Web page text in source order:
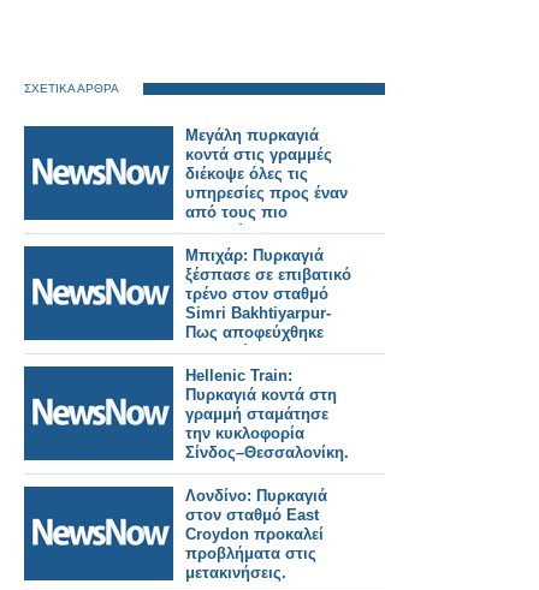
ΣΧΕΤΙΚΑ ΑΡΘΡΑ
Μεγάλη πυρκαγιά
κοντά στις γραμμές
διέκοψε όλες τις
υπηρεσίες προς έναν
από τους πιο
πολυσύχναστους
σιδηροδρομικούς
σταθμούς του
Λονδίνου.
Μπιχάρ: Πυρκαγιά
ξέσπασε σε επιβατικό
τρένο στον σταθμό
Simri Bakhtiyarpur-
Πως αποφεύχθηκε
τραγωδία.
Hellenic Train:
Πυρκαγιά κοντά στη
γραμμή σταμάτησε
την κυκλοφορία
Σίνδος–Θεσσαλονίκη.
Λονδίνο: Πυρκαγιά
στον σταθμό East
Croydon προκαλεί
προβλήματα στις
μετακινήσεις.